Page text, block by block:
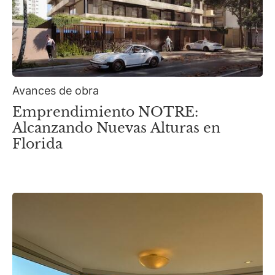
Avances de obra
Emprendimiento NOTRE:
Alcanzando Nuevas Alturas en
Florida